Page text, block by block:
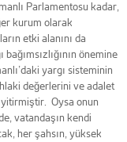
Parlamentosu kadar,
kurum olarak
etki alanını da
bağımsızlığının önemine
yargı sisteminin
değerlerini ve adalet
Oysa onun
vatandaşın kendi
her şahsın, yüksek